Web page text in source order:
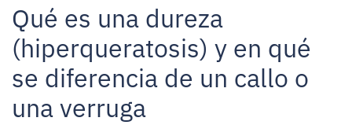
Qué es una dureza
(hiperqueratosis) y en qué
se diferencia de un callo o
una verruga